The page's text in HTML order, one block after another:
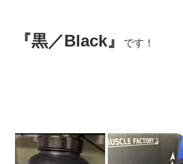
『黒／Black』 です！